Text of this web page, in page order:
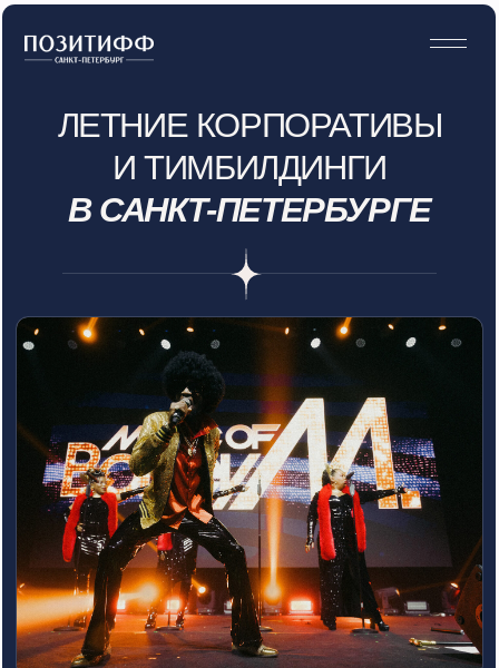
И ТИМБИЛДИНГИ
В САНКТ-ПЕТЕРБУРГЕ
ПОДОБРАТЬ ПРОГРАММУ ПОД КОМАНДУ